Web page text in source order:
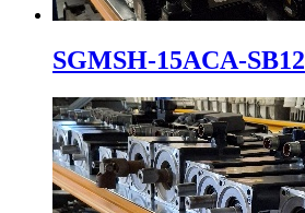
SGMSH-15ACA-SB12